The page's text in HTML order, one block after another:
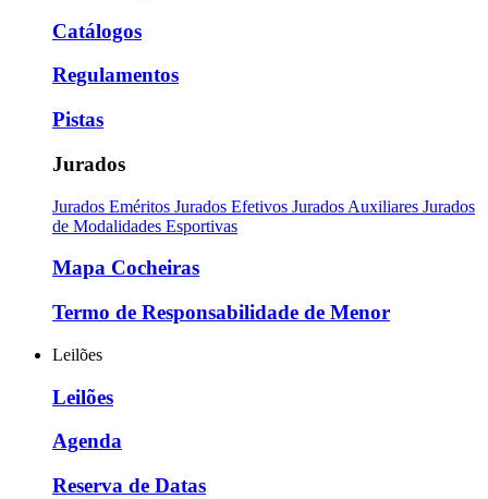
Catálogos
Regulamentos
Pistas
Jurados
Jurados Eméritos Jurados Efetivos Jurados Auxiliares Jurados
de Modalidades Esportivas
Mapa Cocheiras
Termo de Responsabilidade de Menor
Leilões
Leilões
Agenda
Reserva de Datas